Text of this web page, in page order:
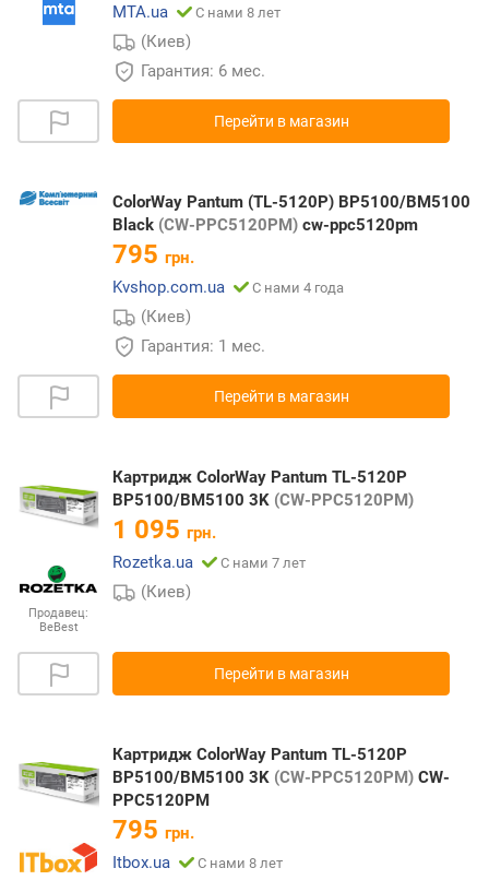
MTA.ua
С нами 8 лет
(Киев)
Гарантия: 6 мес.
Перейти в магазин
ColorWay Pantum (TL-5120P) BP5100/BM5100
Black (CW-PPC5120PM) cw-ppc5120pm
795 грн.
Kvshop.com.ua
С нами 4 года
(Киев)
Гарантия: 1 мес.
Перейти в магазин
Продавец:
BeBest
Картридж ColorWay Pantum TL-5120P
BP5100/BM5100 3K (CW-PPC5120PM)
1 095 грн.
Rozetka.ua
С нами 7 лет
(Киев)
Перейти в магазин
Картридж ColorWay Pantum TL-5120P
BP5100/BM5100 3K (CW-PPC5120PM) CW-
PPC5120PM
795 грн.
Itbox.ua
С нами 8 лет